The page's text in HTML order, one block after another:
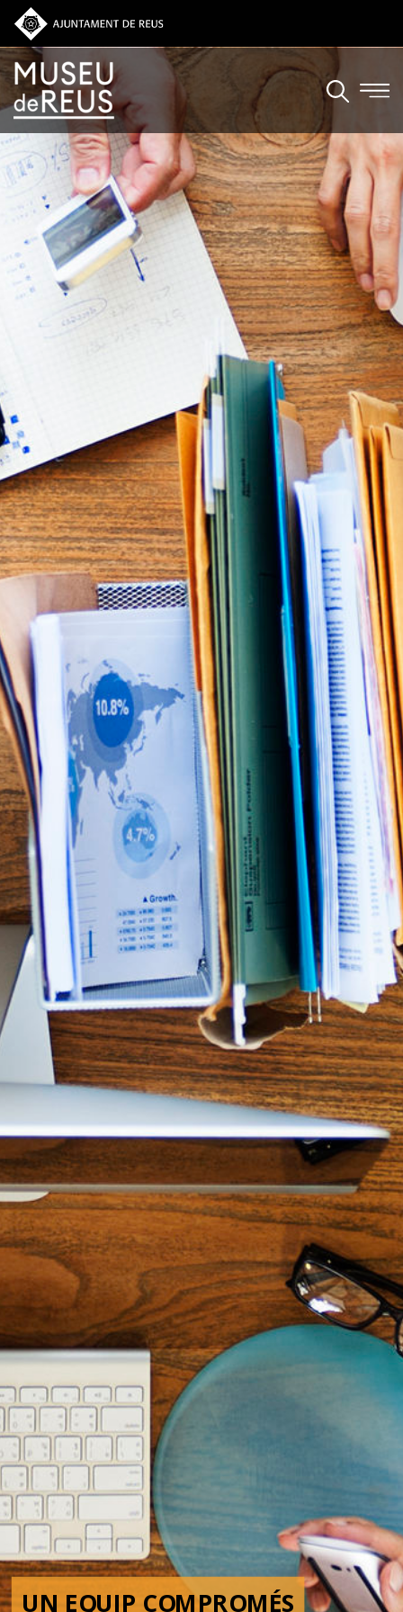
Vés al contingut
UN EQUIP COMPROMÉS